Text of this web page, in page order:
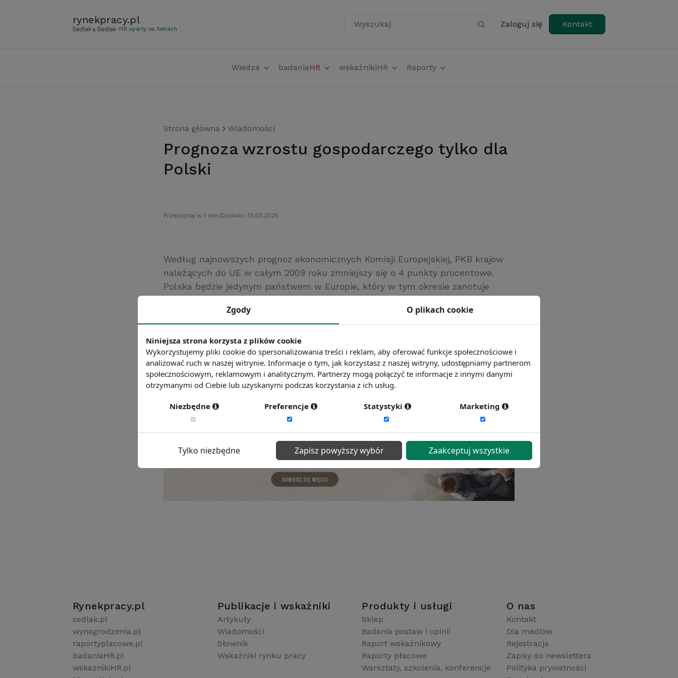
rynekpracy.pl
- HR oparty na faktach Wyszukaj Zaloguj się Kontakt
Wiedza badaniaHR wskaźnikiHR Raporty
Strona główna Wiadomości
Prognoza wzrostu gospodarczego tylko dla
Polski
Przeczytaj w 1 min. Dodano: 13.03.2025
Według najnowszych prognoz ekonomicznych Komisji Europejskiej, PKB krajów
należących do UE w całym 2009 roku zmniejszy się o 4 punkty procentowe.
Polska będzie jedynym państwem w Europie, który w tym okresie zanotuje
były mniej optymistyczne i mówiły o spadku PKB rzędu 1,4 punktów
procentowych.
Źródło: Komisja Europejska
Chcesz wiedzieć więcej?Zobacz więcej wiadomości
Rynekpracy.pl
sedlak.pl
wynagrodzenia.pl
raportyplacowe.pl
badaniaHR.pl
wskaznikiHR.pl
Publikacje i wskaźniki
Artykuły
Wiadomości
Słownik
Wskaźniki rynku pracy
Produkty i usługi
Sklep
Badania postaw i opinii
Raport wskaźnikowy
Raporty płacowe
Warsztaty, szkolenia, konferencje
O nas
Kontakt
Dla mediów
Rejestracja
Zapisy do newslettera
Polityka prywatności
Zgody O plikach cookie
Niniejsza strona korzysta z plików cookie
Wykorzystujemy pliki cookie do spersonalizowania treści i reklam, aby oferować funkcje społecznościowe i
analizować ruch w naszej witrynie. Informacje o tym, jak korzystasz z naszej witryny, udostępniamy partnerom
społecznościowym, reklamowym i analitycznym. Partnerzy mogą połączyć te informacje z innymi danymi
otrzymanymi od Ciebie lub uzyskanymi podczas korzystania z ich usług.
Niezbędne Preferencje Statystyki Marketing
Tylko niezbędne Zapisz powyższy wybór Zaakceptuj wszystkie